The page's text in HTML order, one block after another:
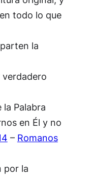
todo lo que
la
verdadero
Palabra
en Él y no
– Romanos
por la